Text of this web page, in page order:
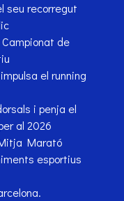
seu recorregut
de
el running
i penja el
al 2026
Marató
esportius